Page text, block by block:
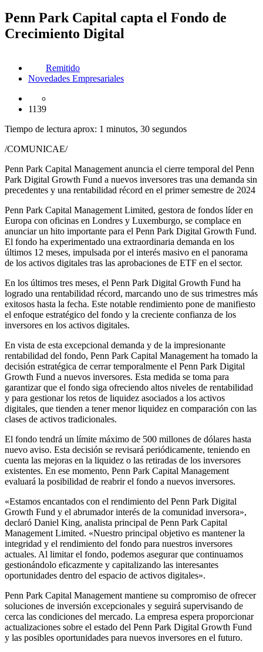
Penn Park Capital capta el Fondo de
Crecimiento Digital
Remitido
Novedades Empresariales
1139
Tiempo de lectura aprox: 1 minutos, 30 segundos
/COMUNICAE/
Penn Park Capital Management anuncia el cierre temporal del Penn
Park Digital Growth Fund a nuevos inversores tras una demanda sin
precedentes y una rentabilidad récord en el primer semestre de 2024
Penn Park Capital Management Limited, gestora de fondos líder en
Europa con oficinas en Londres y Luxemburgo, se complace en
anunciar un hito importante para el Penn Park Digital Growth Fund.
El fondo ha experimentado una extraordinaria demanda en los
últimos 12 meses, impulsada por el interés masivo en el panorama
de los activos digitales tras las aprobaciones de ETF en el sector.
En los últimos tres meses, el Penn Park Digital Growth Fund ha
logrado una rentabilidad récord, marcando uno de sus trimestres más
exitosos hasta la fecha. Este notable rendimiento pone de manifiesto
el enfoque estratégico del fondo y la creciente confianza de los
inversores en los activos digitales.
En vista de esta excepcional demanda y de la impresionante
rentabilidad del fondo, Penn Park Capital Management ha tomado la
decisión estratégica de cerrar temporalmente el Penn Park Digital
Growth Fund a nuevos inversores. Esta medida se toma para
garantizar que el fondo siga ofreciendo altos niveles de rentabilidad
y para gestionar los retos de liquidez asociados a los activos
digitales, que tienden a tener menor liquidez en comparación con las
clases de activos tradicionales.
El fondo tendrá un límite máximo de 500 millones de dólares hasta
nuevo aviso. Esta decisión se revisará periódicamente, teniendo en
cuenta las mejoras en la liquidez o las retiradas de los inversores
existentes. En ese momento, Penn Park Capital Management
evaluará la posibilidad de reabrir el fondo a nuevos inversores.
«Estamos encantados con el rendimiento del Penn Park Digital
Growth Fund y el abrumador interés de la comunidad inversora»,
declaró Daniel King, analista principal de Penn Park Capital
Management Limited. «Nuestro principal objetivo es mantener la
integridad y el rendimiento del fondo para nuestros inversores
actuales. Al limitar el fondo, podemos asegurar que continuamos
gestionándolo eficazmente y capitalizando las interesantes
oportunidades dentro del espacio de activos digitales».
Penn Park Capital Management mantiene su compromiso de ofrecer
soluciones de inversión excepcionales y seguirá supervisando de
cerca las condiciones del mercado. La empresa espera proporcionar
actualizaciones sobre el estado del Penn Park Digital Growth Fund
y las posibles oportunidades para nuevos inversores en el futuro.